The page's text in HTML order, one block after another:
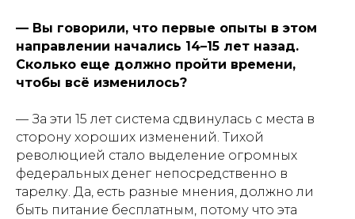
— Вы говорили, что первые опыты в этом
направлении начались 14–15 лет назад.
Сколько еще должно пройти времени,
чтобы всё изменилось?
— За эти 15 лет система сдвинулась с места в
сторону хороших изменений. Тихой
революцией стало выделение огромных
федеральных денег непосредственно в
тарелку. Да, есть разные мнения, должно ли
быть питание бесплатным, потому что эта